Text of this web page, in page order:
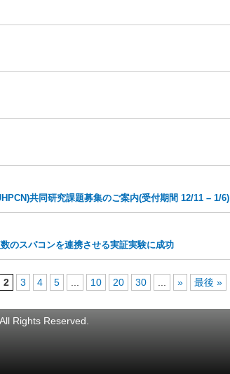
共同研究課題募集のご案内(受付期間 12/11 – 1/6)
のスパコンを連携させる実証実験に成功
2 3 4 5 10 20 30 » 最後 »
Rights Reserved.